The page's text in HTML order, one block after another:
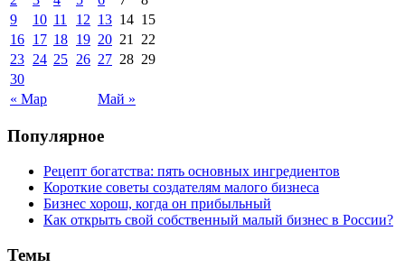
« Мар Май »
9
10 11 12 13 14 15
16 17 18 19 20 21
22
23 24 25 26 27 28 29
30
Популярное
Рецепт богатства: пять основных ингредиентов
Короткие советы создателям малого бизнеса
Бизнес хорош, когда он прибыльный
Как открыть свой собственный малый бизнес в России?
Темы